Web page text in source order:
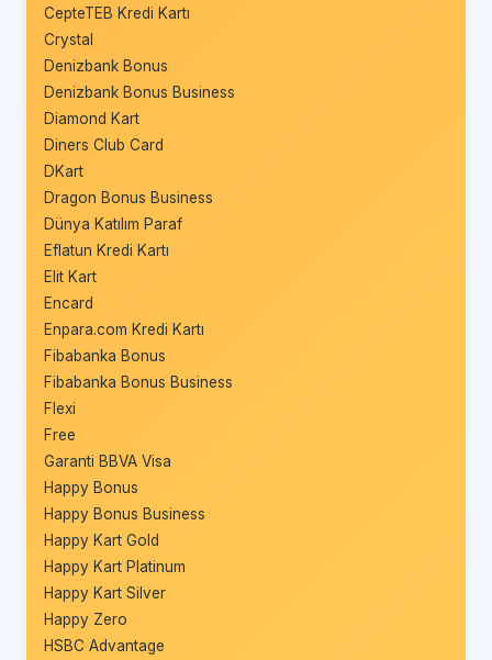
CepteTEB Kredi Kartı
Crystal
Denizbank Bonus
Denizbank Bonus Business
Diamond Kart
Diners Club Card
DKart
Dragon Bonus Business
Dünya Katılım Paraf
Eflatun Kredi Kartı
Elit Kart
Encard
Enpara.com Kredi Kartı
Fibabanka Bonus
Fibabanka Bonus Business
Flexi
Free
Garanti BBVA Visa
Happy Bonus
Happy Bonus Business
Happy Kart Gold
Happy Kart Platinum
Happy Kart Silver
Happy Zero
HSBC Advantage